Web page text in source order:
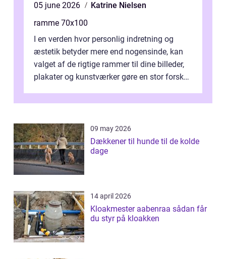
05 june 2026
Katrine Nielsen
ramme 70x100
I en verden hvor personlig indretning og
æstetik betyder mere end nogensinde, kan
valget af de rigtige rammer til dine billeder,
plakater og kunstværker gøre en stor forskel.
09 may 2026
Dækkener til hunde til de kolde
dage
14 april 2026
Kloakmester aabenraa sådan får
du styr på kloakken